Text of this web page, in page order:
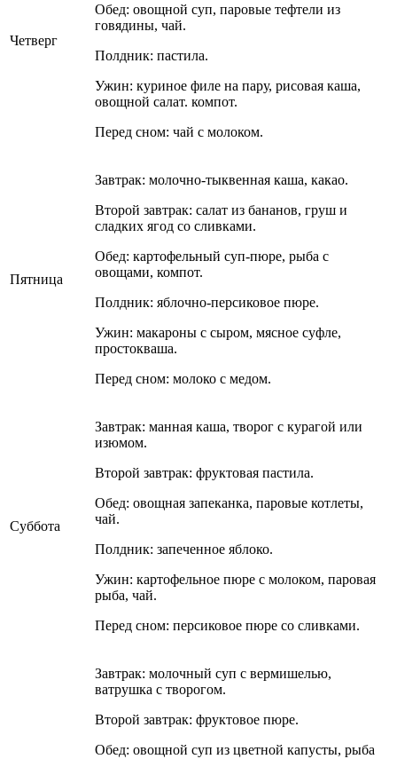
Четверг
Обед: овощной суп, паровые тефтели из
говядины, чай.
Полдник: пастила.
Ужин: куриное филе на пару, рисовая каша,
овощной салат. компот.
Перед сном: чай с молоком.
Пятница
Завтрак: молочно-тыквенная каша, какао.
Второй завтрак: салат из бананов, груш и
сладких ягод со сливками.
Обед: картофельный суп-пюре, рыба с
овощами, компот.
Полдник: яблочно-персиковое пюре.
Ужин: макароны с сыром, мясное суфле,
простокваша.
Перед сном: молоко с медом.
Суббота
Завтрак: манная каша, творог с курагой или
изюмом.
Второй завтрак: фруктовая пастила.
Обед: овощная запеканка, паровые котлеты,
чай.
Полдник: запеченное яблоко.
Ужин: картофельное пюре с молоком, паровая
рыба, чай.
Перед сном: персиковое пюре со сливками.
Завтрак: молочный суп с вермишелью,
ватрушка с творогом.
Второй завтрак: фруктовое пюре.
Обед: овощной суп из цветной капусты, рыба